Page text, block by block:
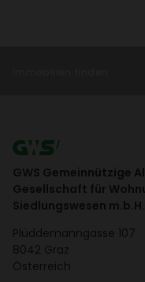
GWS Gemeinnützige
Gesellschaft für
Siedlungswesen m.b.H.
Plüd­de­mann­gasse 107
8042 Graz
Öster­reich